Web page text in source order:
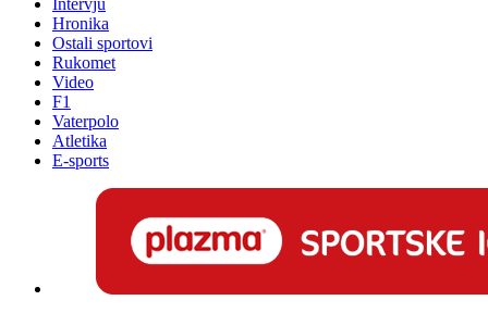
Intervju
Hronika
Ostali sportovi
Rukomet
Video
F1
Vaterpolo
Atletika
E-sports